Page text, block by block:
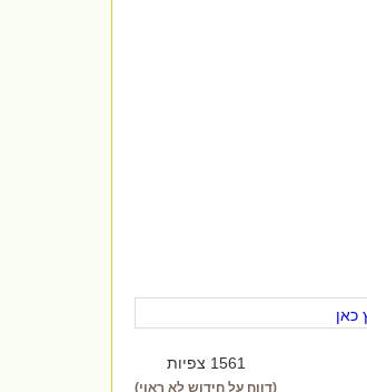
כאן
1561 צפיות
(דווח על חידוש לא ראוי)